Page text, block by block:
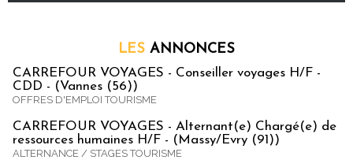
LES ANNONCES
CARREFOUR VOYAGES - Conseiller voyages H/F -
CDD - (Vannes (56))
OFFRES D'EMPLOI TOURISME
CARREFOUR VOYAGES - Alternant(e) Chargé(e) de
ressources humaines H/F - (Massy/Evry (91))
ALTERNANCE / STAGES TOURISME